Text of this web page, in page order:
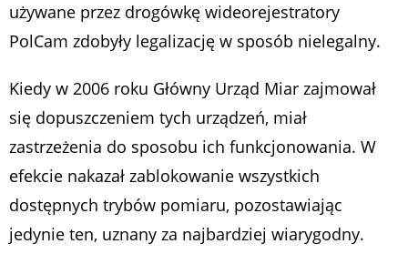
używane przez drogówkę wideorejestratory
PolCam zdobyły legalizację w sposób nielegalny.
Kiedy w 2006 roku Główny Urząd Miar zajmował
się dopuszczeniem tych urządzeń, miał
zastrzeżenia do sposobu ich funkcjonowania. W
efekcie nakazał zablokowanie wszystkich
dostępnych trybów pomiaru, pozostawiając
jedynie ten, uznany za najbardziej wiarygodny.